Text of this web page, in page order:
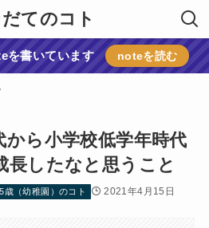
てのコト
を書いています noteを読む
から小学校低学年時代
長したなと思うこと
歳（幼稚園）のコト 2021年4月15日